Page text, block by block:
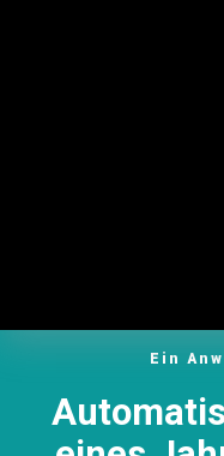
Ein